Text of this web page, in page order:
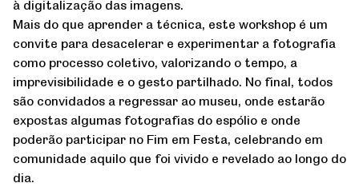
à digitalização das imagens.
Mais do que aprender a técnica, este workshop é um
convite para desacelerar e experimentar a fotografia
como processo coletivo, valorizando o tempo, a
imprevisibilidade e o gesto partilhado. No final, todos
são convidados a regressar ao museu, onde estarão
expostas algumas fotografias do espólio e onde
poderão participar no Fim em Festa, celebrando em
comunidade aquilo que foi vivido e revelado ao longo do
dia.